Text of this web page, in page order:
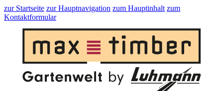
zur Startseite zur Hauptnavigation zum Hauptinhalt zum
Kontaktformular